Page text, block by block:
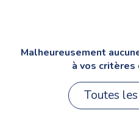
Malheureusement
à vos critères
Toutes